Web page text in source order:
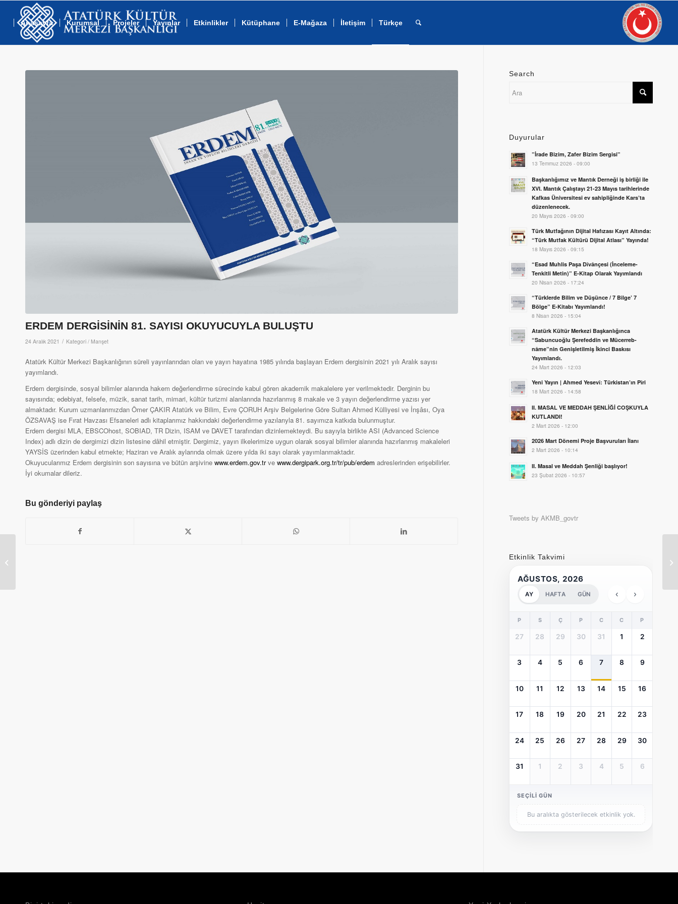
Anasayfa Kurumsal Projeler Yayınlar Etkinlikler Kütüphane E-Mağaza İletişim Türkçe
ERDEM DERGİSİNİN 81. SAYISI OKUYUCUYLA BULUŞTU
24 Aralık 2021 / Kategori / Manşet
Atatürk Kültür Merkezi Başkanlığının süreli yayınlarından olan ve yayın hayatına 1985 yılında başlayan Erdem dergisinin 2021 yılı Aralık sayısı
yayımlandı.
Erdem dergisinde, sosyal bilimler alanında hakem değerlendirme sürecinde kabul gören akademik makalelere yer verilmektedir. Derginin bu
sayısında; edebiyat, felsefe, müzik, sanat tarih, mimari, kültür turizmi alanlarında hazırlanmış 8 makale ve 3 yayın değerlendirme yazısı yer
almaktadır. Kurum uzmanlarımızdan Ömer ÇAKIR Atatürk ve Bilim, Evre ÇORUH Arşiv Belgelerine Göre Sultan Ahmed Külliyesi ve İnşâsı, Oya
ÖZSAVAŞ ise Fırat Havzası Efsaneleri adlı kitaplarımız hakkındaki değerlendirme yazılarıyla 81. sayımıza katkıda bulunmuştur.
Erdem dergisi MLA, EBSCOhost, SOBIAD, TR Dizin, ISAM ve DAVET tarafından dizinlemekteydi. Bu sayıyla birlikte ASI (Advanced Science
Index) adlı dizin de dergimizi dizin listesine dâhil etmiştir. Dergimiz, yayın ilkelerimize uygun olarak sosyal bilimler alanında hazırlanmış makaleleri
YAYSİS üzerinden kabul etmekte; Haziran ve Aralık aylarında olmak üzere yılda iki sayı olarak yayımlanmaktadır.
Okuyucularımız Erdem dergisinin son sayısına ve bütün arşivine www.erdem.gov.trve www.dergipark.org.tr/tr/pub/erdem adreslerinden erişebilirler.
İyi okumalar dileriz.
Bu gönderiyi paylaş
Search
Duyurular
”İrade Bizim, Zafer Bizim Sergisi”
13 Temmuz 2026 - 09:00
Başkanlığımız ve Mantık Derneği iş birliği ile
XVI. Mantık Çalıştayı 21-23 Mayıs tarihlerinde
Kafkas Üniversitesi ev sahipliğinde Kars’ta
düzenlenecek.
20 Mayıs 2026 - 09:00
Türk Mutfağının Dijital Hafızası Kayıt Altında:
“Türk Mutfak Kültürü Dijital Atlası” Yayında!
18 Mayıs 2026 - 09:15
“Esad Muhlis Paşa Dîvânçesi (İnceleme-
Tenkitli Metin)” E-Kitap Olarak Yayımlandı
20 Nisan 2026 - 17:24
“Türklerde Bilim ve Düşünce / 7 Bilge’ 7
Bölge” E-Kitabı Yayımlandı!
8 Nisan 2026 - 15:04
Atatürk Kültür Merkezi Başkanlığınca
“Sabuncuoğlu Şerefeddin ve Mücerreb-
nâme”nin Genişletilmiş İkinci Baskısı
Yayımlandı.
24 Mart 2026 - 12:03
Yeni Yayın | Ahmed Yesevî: Türkistan’ın Pîri
18 Mart 2026 - 14:58
II. MASAL VE MEDDAH ŞENLİĞİ COŞKUYLA
KUTLANDI!
2 Mart 2026 - 12:00
2026 Mart Dönemi Proje Başvuruları İlanı
2 Mart 2026 - 10:14
II. Masal ve Meddah Şenliği başlıyor!
23 Şubat 2026 - 10:57
Tweets by AKMB_govtr
Etkinlik Takvimi
AĞUSTOS, 2026
AY HAFTA GÜN ‹ ›
P S Ç P C C P
27 28 29 30 31 1 2
3 4 5 6 7 8 9
10 11 12 13 14 15 16
17 18 19 20 21 22 23
24 25 26 27 28 29 30
31 1 2 3 4 5 6
SEÇILI GÜN
Bu aralıkta gösterilecek etkinlik yok.